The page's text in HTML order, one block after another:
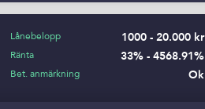
Lånebelopp 1000 - 20.000 kr
Ränta 33% - 4568.91%
Bet. anmärkning Ok